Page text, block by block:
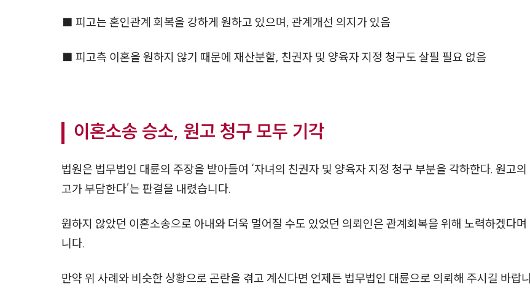
■ 피고는 혼인관계 회복을 강하게 원하고 있으며, 관계개선 의지가 있음
■ 피고측 이혼을 원하지 않기 때문에 재산분할, 친권자 및 양육자 지정 청구도 살필 필요 없음
이혼소송 승소, 원고 청구 모두 기각
법원은 법무법인 대륜의 주장을 받아들여 ‘자녀의 친권자 및 양육자 지정 청구 부분을 각하한다. 원고
고가 부담한다’는 판결을 내렸습니다.
원하지 않았던 이혼소송으로 아내와 더욱 멀어질 수도 있었던 의뢰인은 관계회복을 위해 노력하겠다
니다.
만약 위 사례와 비슷한 상황으로 곤란을 겪고 계신다면 언제든 법무법인 대륜으로 의뢰해 주시길 바랍